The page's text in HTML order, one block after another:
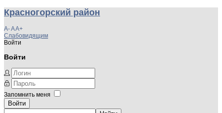
Красногорский район
A-AA+
Слабовидящим
Войти
Войти
Запомнить меня
Войти